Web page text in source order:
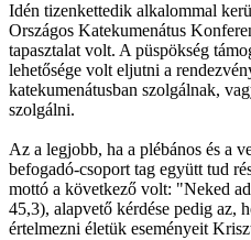
Idén tizenkettedik alkalommal
Országos Katekumenátus
tapasztalat volt. A püspökség
lehetősége volt eljutni a
katekumenátusban szolgálnak,
szolgálni.
Az a legjobb, ha a plébános és a
befogadó-csoport tag együtt tud
mottó a következő volt: "Neked
45,3), alapvető kérdése pedig az,
értelmezni életük eseményeit